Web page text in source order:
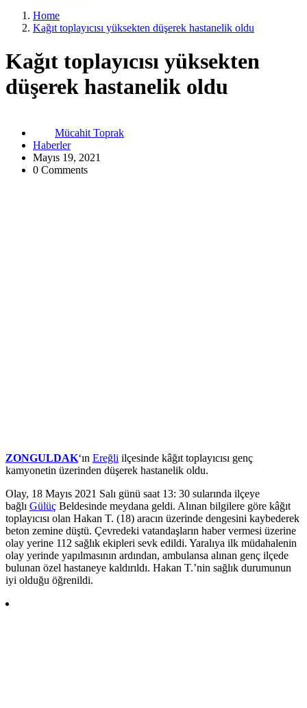
Home
Kağıt toplayıcısı yüksekten düşerek hastanelik oldu
Kağıt toplayıcısı yüksekten
düşerek hastanelik oldu
Mücahit Toprak
Haberler
Mayıs 19, 2021
0 Comments
ZONGULDAK‘ın Ereğli ilçesinde kâğıt toplayıcısı genç
kamyonetin üzerinden düşerek hastanelik oldu.
Olay, 18 Mayıs 2021 Salı günü saat 13: 30 sularında ilçeye
bağlı Gülüç Beldesinde meydana geldi. Alınan bilgilere göre kâğıt
toplayıcısı olan Hakan T. (18) aracın üzerinde dengesini kaybederek
beton zemine düştü. Çevredeki vatandaşların haber vermesi üzerine
olay yerine 112 sağlık ekipleri sevk edildi. Yaralıya ilk müdahalenin
olay yerinde yapılmasının ardından, ambulansa alınan genç ilçede
bulunan özel hastaneye kaldırıldı. Hakan T.’nin sağlık durumunun
iyi olduğu öğrenildi.